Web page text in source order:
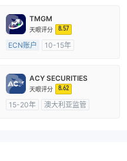
TMGM
天眼评分 8.57
ECN账户
10-15年
主标MT4
ACY SECURITIES
天眼评分 8.62
15-20年
澳大利亚监管